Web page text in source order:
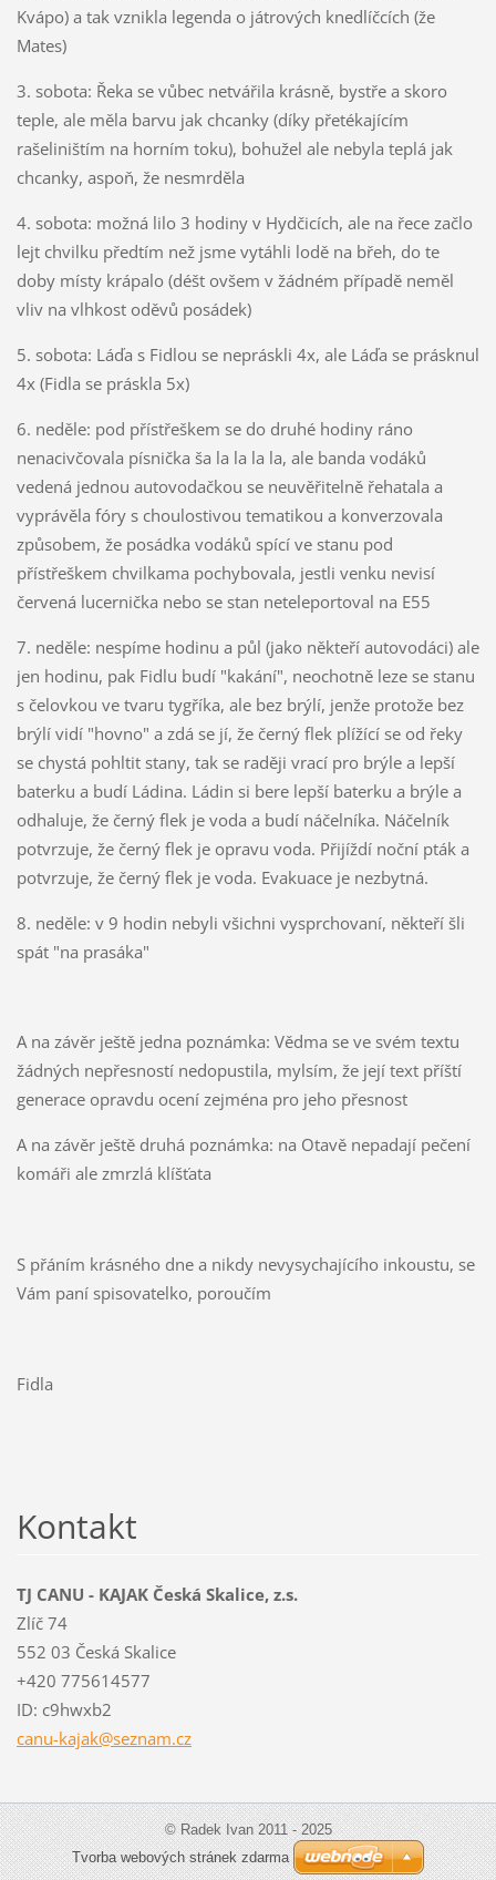
Kvápo) a tak vznikla legenda o játrových knedlíčcích (že
Mates)
3. sobota: Řeka se vůbec netvářila krásně, bystře a skoro
teple, ale měla barvu jak chcanky (díky přetékajícím
rašeliništím na horním toku), bohužel ale nebyla teplá jak
chcanky, aspoň, že nesmrděla
4. sobota: možná lilo 3 hodiny v Hydčicích, ale na řece začlo
lejt chvilku předtím než jsme vytáhli lodě na břeh, do te
doby místy krápalo (déšt ovšem v žádném případě neměl
vliv na vlhkost oděvů posádek)
5. sobota: Láďa s Fidlou se nepráskli 4x, ale Láďa se prásknul
4x (Fidla se práskla 5x)
6. neděle: pod přístřeškem se do druhé hodiny ráno
nenacivčovala písnička ša la la la la, ale banda vodáků
vedená jednou autovodačkou se neuvěřitelně řehatala a
vyprávěla fóry s choulostivou tematikou a konverzovala
způsobem, že posádka vodáků spící ve stanu pod
přístřeškem chvilkama pochybovala, jestli venku nevisí
červená lucernička nebo se stan neteleportoval na E55
7. neděle: nespíme hodinu a půl (jako někteří autovodáci) ale
jen hodinu, pak Fidlu budí "kakání", neochotně leze se stanu
s čelovkou ve tvaru tygříka, ale bez brýlí, jenže protože bez
brýlí vidí "hovno" a zdá se jí, že černý flek plížící se od řeky
se chystá pohltit stany, tak se raději vrací pro brýle a lepší
baterku a budí Ládina. Ládin si bere lepší baterku a brýle a
odhaluje, že černý flek je voda a budí náčelníka. Náčelník
potvrzuje, že černý flek je opravu voda. Přijíždí noční pták a
potvrzuje, že černý flek je voda. Evakuace je nezbytná.
8. neděle: v 9 hodin nebyli všichni vysprchovaní, někteří šli
spát "na prasáka"
A na závěr ještě jedna poznámka: Vědma se ve svém textu
žádných nepřesností nedopustila, mylsím, že její text příští
generace opravdu ocení zejména pro jeho přesnost
A na závěr ještě druhá poznámka: na Otavě nepadají pečení
komáři ale zmrzlá klíšťata
S přáním krásného dne a nikdy nevysychajícího inkoustu, se
Vám paní spisovatelko, poroučím
Fidla
Kontakt
TJ CANU - KAJAK Česká Skalice, z.s.
Zlíč 74
552 03 Česká Skalice
+420 775614577
ID: c9hwxb2
canu-kajak@seznam.cz
© Radek Ivan 2011 - 2025
Tvorba webových stránek zdarma